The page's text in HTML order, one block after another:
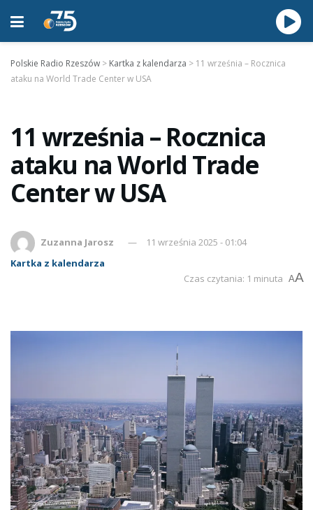
Polskie Radio Rzeszów > Kartka z kalendarza > 11 września – Rocznica
ataku na World Trade Center w USA
11 września – Rocznica
ataku na World Trade
Center w USA
Zuzanna Jarosz
11 września 2025 - 01:04
Kartka z kalendarza
Czas czytania: 1 minuta AA